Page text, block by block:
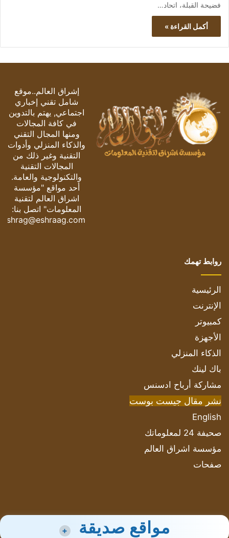
فضيحة القبلة، اتحاد…
أكمل القراءة »
إشراق العالم..موقع
شامل تقني إخباري
اجتماعي, يهتم بالتدوين
في كافة المجالات
ومنها المجال التقني
والذكاء المنزلي وأدوات
التقنية وغير ذلك من
المجالات التقنية
والتكنولوجية والعامة.
أحد مواقع "مؤسسة
اشراق العالم لتقنية
المعلومات" اتصل بنا:
eshrag@eshraag.com
روابط تهمك
الرئيسية
الإنترنت
كمبيوتر
الأجهزة
الذكاء المنزلي
باك لينك
مشاركة أرباح ادسنس
نشر مقال جيست بوست
English
صحيفة 24 لمعلوماتك
مؤسسة اشراق العالم
صفحات
مواقع صديقة +